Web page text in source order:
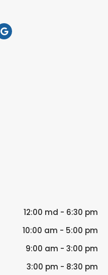
12:00 md - 6:30 pm
10:00 am - 5:00 pm
9:00 am - 3:00 pm
3:00 pm - 8:30 pm